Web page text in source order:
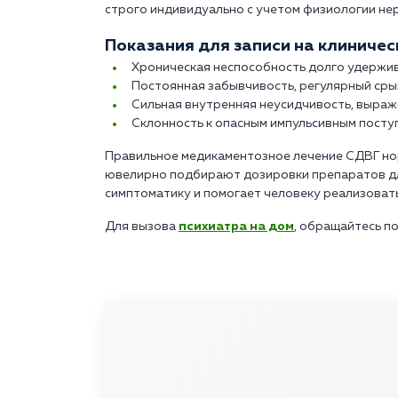
строго индивидуально с учетом физиологии
Показания для записи на
Хроническая неспособность долго
Постоянная забывчивость, регулярный
Сильная внутренняя неусидчивость,
Склонность к опасным импульсивным
Правильное медикаментозное лечение СДВГ
ювелирно подбирают дозировки препаратов
симптоматику и помогает человеку
Для вызова психиатра на дом, обращайтесь